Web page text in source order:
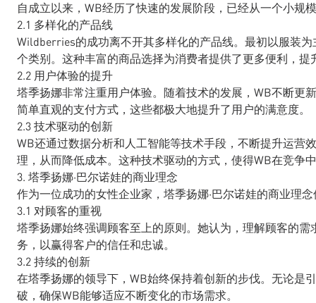
自成立以来，WB经历了快速的发展阶段，已经从一个小规
2.1 多样化的产品线
Wildberries的成功离不开其多样化的产品线。最初以服装
个类别。这种丰富的商品选择为消费者提供了更多便利，提
2.2 用户体验的提升
塔季扬娜非常注重用户体验。随着技术的发展，WB不断更
简单直观的支付方式，这些都极大地提升了用户的满意度。
2.3 技术驱动的创新
WB还通过数据分析和人工智能等技术手段，不断提升运营
理，从而降低成本。这种技术驱动的方式，使得WB在竞争
3. 塔季扬娜·巴尔诺娃的商业理念
作为一位成功的女性企业家，塔季扬娜·巴尔诺娃的商业理
3.1 对顾客的重视
塔季扬娜始终强调顾客至上的原则。她认为，理解顾客的
务，以赢得客户的信任和忠诚。
3.2 持续的创新
在塔季扬娜的领导下，WB始终保持着创新的步伐。无论是
破，确保WB能够适应不断变化的市场需求。